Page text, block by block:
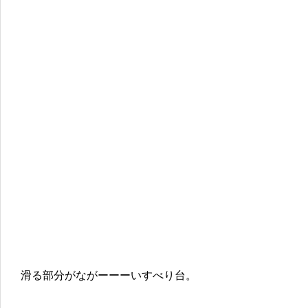
滑る部分がながーーーいすべり台。